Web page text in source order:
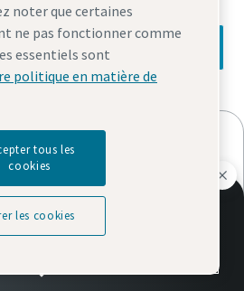
savoir plus :
brochure
Integrated
vous aider à développer une
plus intelligente
téléphonique gratuit
noter que certaines
ne pas fonctionner comme
essentiels sont
politique en matière de
tous les
cookies
les cookies